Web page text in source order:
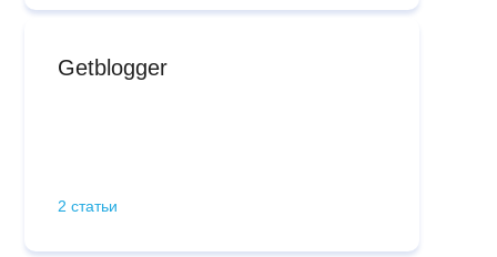
Getblogger
2 статьи